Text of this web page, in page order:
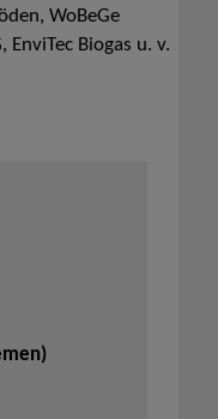
WoBeGe
Biogas u. v.